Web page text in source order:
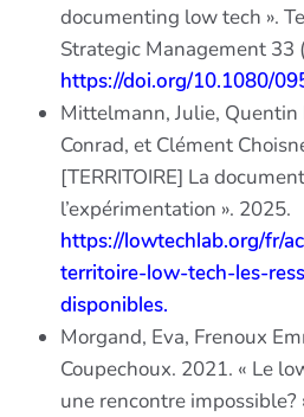
documenting low tech ».
Strategic Management 33
https://doi.org/10.1080/
Mittelmann, Julie, Quentin
Conrad, et Clément
[TERRITOIRE] La
l’expérimentation ». 2025.
https://lowtechlab.org/fr/
territoire-low-tech-les-
disponibles.
Morgand, Eva, Frenoux
Coupechoux. 2021. « Le
une rencontre impossible?